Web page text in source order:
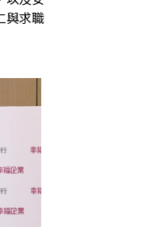
與求職